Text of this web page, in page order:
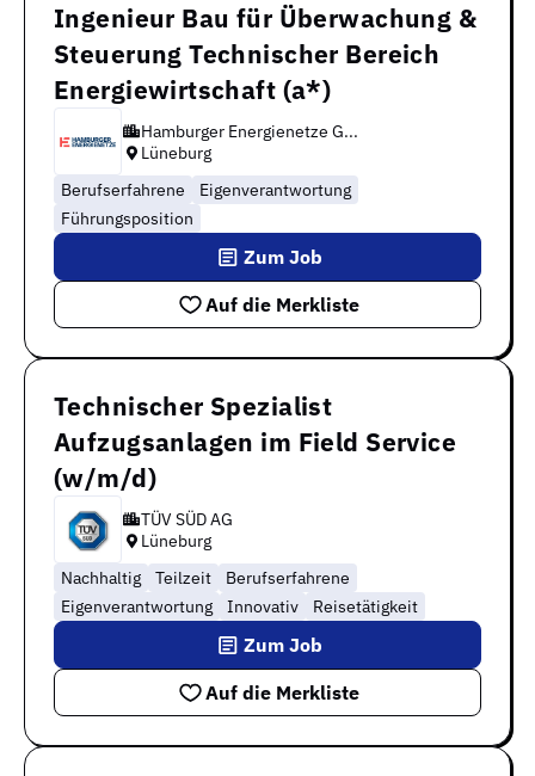
Ingenieur Bau für Überwachung &
Steuerung Technischer Bereich
Energiewirtschaft (a*)
Hamburger Energienetze G...
Lüneburg
Berufserfahrene
Eigenverantwortung
Führungsposition
Auf die Merkliste
Zum Job
Technischer Spezialist
Aufzugsanlagen im Field Service
(w/m/d)
TÜV SÜD AG
Lüneburg
Nachhaltig
Teilzeit
Berufserfahrene
Eigenverantwortung
Innovativ Reisetätigkeit
Auf die Merkliste
Zum Job